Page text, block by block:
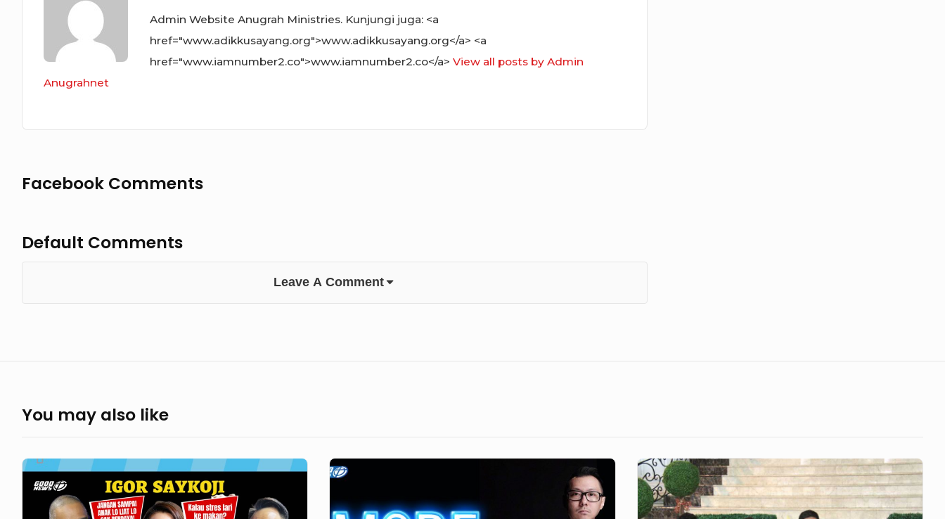
Admin Website Anugrah Ministries. Kunjungi juga: <a
href="www.adikkusayang.org">www.adikkusayang.org</a> <a
href="www.iamnumber2.co">www.iamnumber2.co</a> View all posts by Admin
Anugrahnet
Facebook Comments
Default Comments
Leave A Comment
You may also like
GoodNews
741
GoodNews
–
Goodnews
228
–